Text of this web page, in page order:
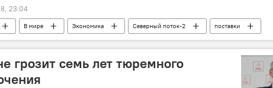
23:04
В мире Экономика Северный поток-2
поставки
газ
грозит семь лет тюремного